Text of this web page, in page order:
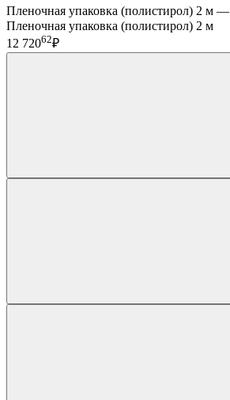
Пленочная упаковка (полистирол) 2 м —
Пленочная упаковка (полистирол) 2 м
12 72062₽